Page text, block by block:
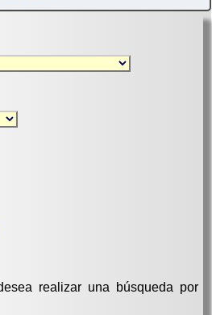
realizar una búsqueda por